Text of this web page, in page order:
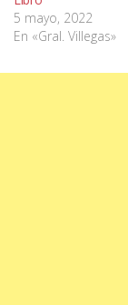
5 mayo, 2022
En «Gral. Villegas»